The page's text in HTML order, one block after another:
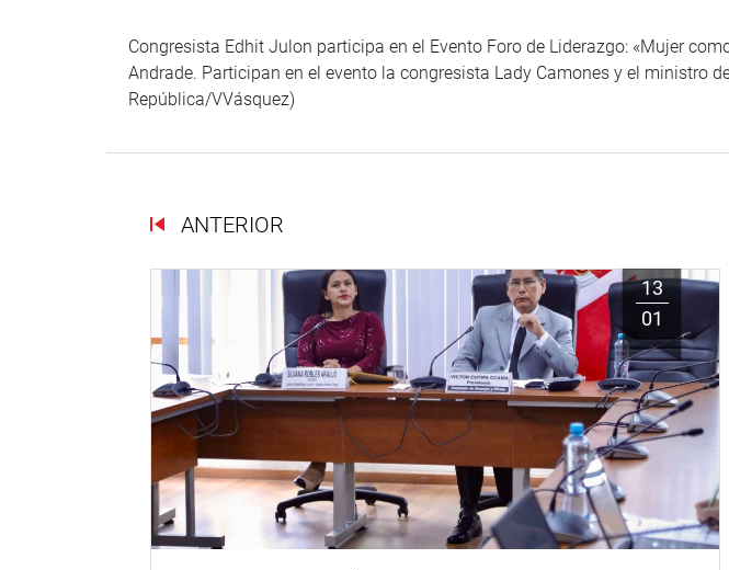
Congresista Edhit Julon participa en el Evento Foro de Liderazgo: «Mujer
Andrade. Participan en el evento la congresista Lady Camones y el ministro
República/VVásquez)
ANTERIOR
13
01